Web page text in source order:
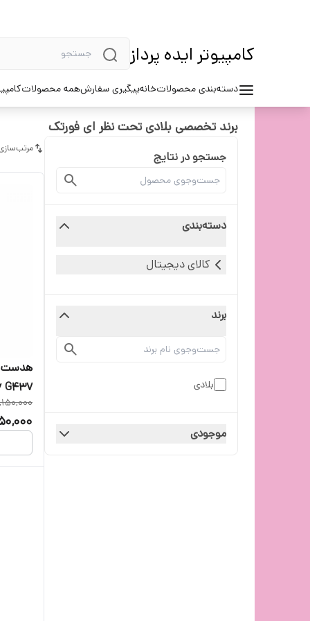
کامپیوتر ایده پرداز
دسته‌بندی محصولاتخانهپیگیری سفارشهمه محصولات
برند تخصصی بلادی تحت نظر ای فورتک
جستجو در نتایج
دسته‌بندی
کالای دیجیتال
برند
بلادی
موجودی
هدست
G437